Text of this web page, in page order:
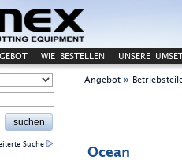
WIE BESTELLEN UNSERE
Suche
Angebot »
Ocean